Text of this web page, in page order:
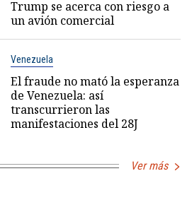
Trump se acerca con riesgo a
un avión comercial
Venezuela
El fraude no mató la esperanza
de Venezuela: así
transcurrieron las
manifestaciones del 28J
Ver más